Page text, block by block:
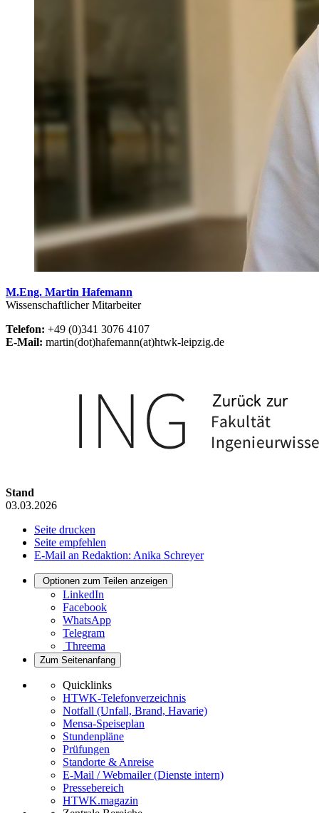
M.Eng. Martin Hafemann
Wissenschaftlicher Mitarbeiter
Telefon: +49 (0)341 3076 4107
E-Mail: martin(dot)hafemann(at)htwk-leipzig.de
Stand
03.03.2026
Seite drucken
Seite empfehlen
E-Mail an Redaktion: Anika Schreyer
Optionen zum Teilen anzeigen
LinkedIn
Facebook
WhatsApp
Telegram
Threema
Zum Seitenanfang
Quicklinks
HTWK-Telefonverzeichnis
Notfall (Unfall, Brand, Havarie)
Mensa-Speiseplan
Stundenpläne
Prüfungen
Standorte & Anreise
E-Mail / Webmailer (Dienste intern)
Pressebereich
HTWK.magazin